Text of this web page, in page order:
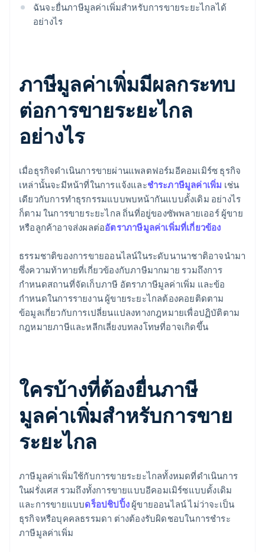
ฉันจะยื่นภาษีมูลค่าเพิ่มสำหรับการขายระยะไกลได้
อย่างไร
ภาษีมูลค่าเพิ่มมีผลกระทบ
ต่อการขายระยะไกล
อย่างไร
เมื่อธุรกิจดำเนินการขายผ่านแพลตฟอร์มอีคอมเมิร์ซ ธุรกิจ
เหล่านั้นจะมีหน้าที่ในการแจ้งและชำระภาษีมูลค่าเพิ่ม เช่น
เดียวกับการทำธุรกรรมแบบพบหน้ากันแบบดั้งเดิม อย่างไร
ก็ตาม ในการขายระยะไกล ถิ่นที่อยู่ของซัพพลายเออร์ ผู้ขาย
หรือลูกค้าอาจส่งผลต่ออัตราภาษีมูลค่าเพิ่มที่เกี่ยวข้อง
ธรรมชาติของการขายออนไลน์ในระดับนานาชาติอาจนำมา
ซึ่งความท้าทายที่เกี่ยวข้องกับภาษีมากมาย รวมถึงการ
กำหนดสถานที่จัดเก็บภาษี อัตราภาษีมูลค่าเพิ่ม และข้อ
กำหนดในการรายงาน ผู้ขายระยะไกลต้องคอยติดตาม
ข้อมูลเกี่ยวกับการเปลี่ยนแปลงทางกฎหมายเพื่อปฏิบัติตาม
กฎหมายภาษีและหลีกเลี่ยงบทลงโทษที่อาจเกิดขึ้น
ใครบ้างที่ต้องยื่นภาษี
มูลค่าเพิ่มสำหรับการขาย
ระยะไกล
ภาษีมูลค่าเพิ่มใช้กับการขายระยะไกลทั้งหมดที่ดำเนินการ
ในฝรั่งเศส รวมถึงทั้งการขายแบบอีคอมเมิร์ซแบบดั้งเดิม
และการขายแบบดร็อปชิปปิ้ง ผู้ขายออนไลน์ ไม่ว่าจะเป็น
ธุรกิจหรือบุคคลธรรมดา ต่างต้องรับผิดชอบในการชำระ
ภาษีมูลค่าเพิ่ม